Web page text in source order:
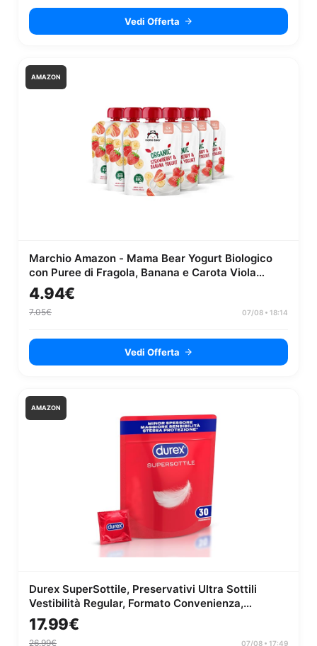
Vedi Offerta
AMAZON
Marchio Amazon - Mama Bear Yogurt Biologico
con Puree di Fragola, Banana e Carota Viola
Biologiche, Vegetariano, 90g,...
4.94€
7.05€ 07/08 • 18:14
Vedi Offerta
AMAZON
Durex SuperSottile, Preservativi Ultra Sottili
Vestibilità Regular, Formato Convenienza,
Vestibilità Regular, 30...
17.99€
26.99€ 07/08 • 17:49